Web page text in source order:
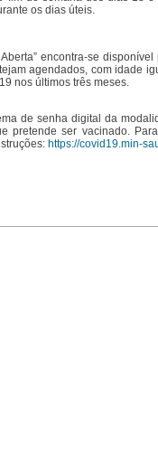
os dias úteis.
encontra-se
agendados, com idade
nos últimos três meses.
de senha digital da
pretende ser vacinado.
https://covid19.min-